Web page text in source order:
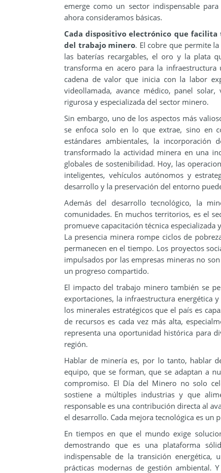
emerge como un sector indispensable
ahora consideramos básicas.
Cada dispositivo electrónico que
del trabajo minero. El cobre que permite
las baterías recargables, el oro y la plata
transforma en acero para la
cadena de valor que inicia con la labor
videollamada, avance médico, panel
rigurosa y especializada del sector minero.
Sin embargo, uno de los aspectos más
se enfoca solo en lo que extrae, sino en
estándares ambientales, la
transformado la actividad minera en una
globales de sostenibilidad. Hoy, las
inteligentes, vehículos autónomos y
desarrollo y la preservación del entorno
Además del desarrollo tecnológico, la
comunidades. En muchos territorios, es el
promueve capacitación técnica
La presencia minera rompe ciclos de
permanecen en el tiempo. Los proyectos
impulsados por las empresas mineras no
un progreso compartido.
El impacto del trabajo minero también se
exportaciones, la infraestructura energética
los minerales estratégicos que el país es
de recursos es cada vez más alta,
representa una oportunidad histórica para
región.
Hablar de minería es, por lo tanto, hablar
equipo, que se forman, que se adaptan a
compromiso. El Día del Minero no solo
sostiene a múltiples industrias y que
responsable es una contribución directa al
el desarrollo. Cada mejora tecnológica es
En tiempos en que el mundo exige
demostrando que es una plataforma
indispensable de la transición
prácticas modernas de gestión ambiental.